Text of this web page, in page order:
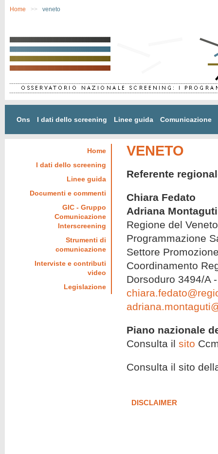
Home >> veneto
Ons I dati dello screening Linee guida Comunicazione
Home
I dati dello screening
Linee guida
Documenti e commenti
GIC - Gruppo
Comunicazione
Interscreening
Strumenti di
comunicazione
Interviste e contributi
video
Legislazione
VENETO
Referente
Chiara Fedato
Adriana Montaguti
Regione del
Programmazione
Settore
Coordinamento
Dorsoduro 3494/A
Piano nazionale
Consulta il sito
Consulta il sito
DISCLAIMER